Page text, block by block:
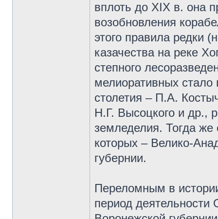
вплоть до XIX в. она
возобновления
этого правила редки
казачества на реке
степного
мелиоративных
столетия – П.А.
Н.Г. Высоцкого и др.,
земледелия. Тогда же
которых – Велико-
губернии.
Переломным в
период